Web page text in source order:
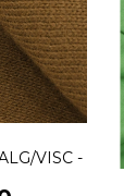
VISC -